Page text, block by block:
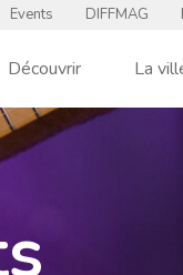
Events DIFFMAG
Découvrir La